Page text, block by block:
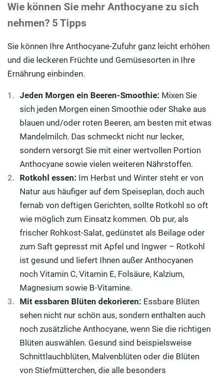
Wie können Sie mehr Anthocyane zu sich
nehmen? 5 Tipps
Sie können Ihre Anthocyane-Zufuhr ganz leicht erhöhen
und die leckeren Früchte und Gemüsesorten in Ihre
Ernährung einbinden.
Jeden Morgen ein Beeren-Smoothie: Mixen Sie
sich jeden Morgen einen Smoothie oder Shake aus
blauen und/oder roten Beeren, am besten mit etwas
Mandelmilch. Das schmeckt nicht nur lecker,
sondern versorgt Sie mit einer wertvollen Portion
Anthocyane sowie vielen weiteren Nährstoffen.
Rotkohl essen: Im Herbst und Winter steht er von
Natur aus häufiger auf dem Speiseplan, doch auch
fernab von deftigen Gerichten, sollte Rotkohl so oft
wie möglich zum Einsatz kommen. Ob pur, als
frischer Rohkost-Salat, gedünstet als Beilage oder
zum Saft gepresst mit Apfel und Ingwer – Rotkohl
ist gesund und liefert Ihnen außer Anthocyanen
noch Vitamin C, Vitamin E, Folsäure, Kalzium,
Magnesium sowie B-Vitamine.
Mit essbaren Blüten dekorieren: Essbare Blüten
sehen nicht nur schön aus, sondern enthalten auch
noch zusätzliche Anthocyane, wenn Sie die richtigen
Blüten auswählen. Gesund sind beispielsweise
Schnittlauchblüten, Malvenblüten oder die Blüten
von Stiefmütterchen, die alle besonders